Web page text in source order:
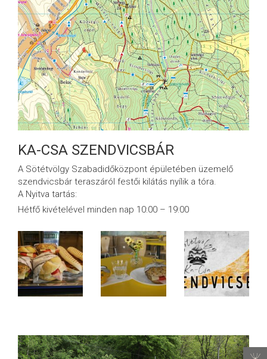
KA-CSA SZENDVICSBÁR
A Sötétvölgy Szabadidőközpont épületében üzemelő
szendvicsbár teraszáról festői kilátás nyílik a tóra.
A Nyitva tartás:
Hétfő kivételével minden nap 10:00 – 19:00